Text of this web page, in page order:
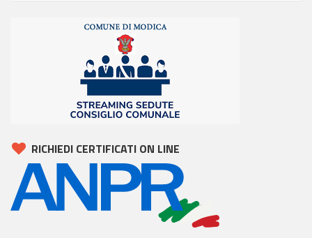
RICHIEDI CERTIFICATI ON LINE